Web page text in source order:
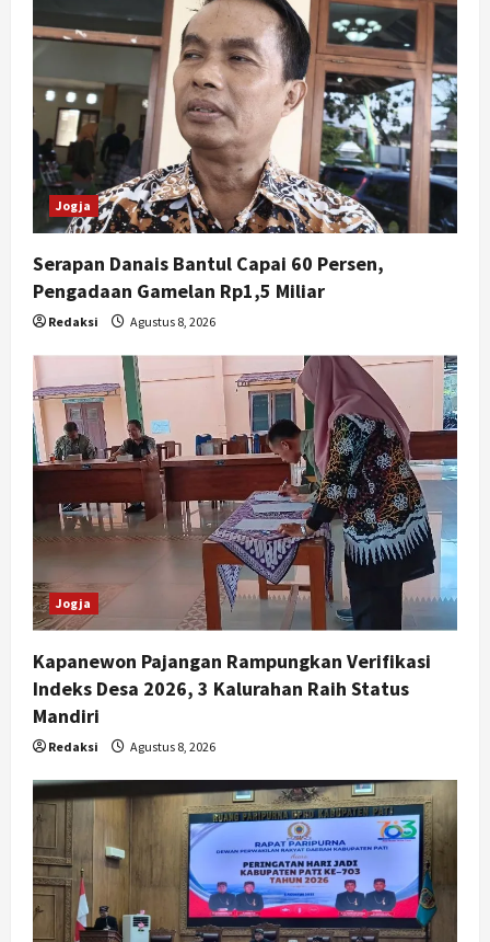
Jogja
Serapan Danais Bantul Capai 60 Persen,
Pengadaan Gamelan Rp1,5 Miliar
Redaksi Agustus 8, 2026
Jogja
Kapanewon Pajangan Rampungkan Verifikasi
Indeks Desa 2026, 3 Kalurahan Raih Status
Mandiri
Redaksi Agustus 8, 2026